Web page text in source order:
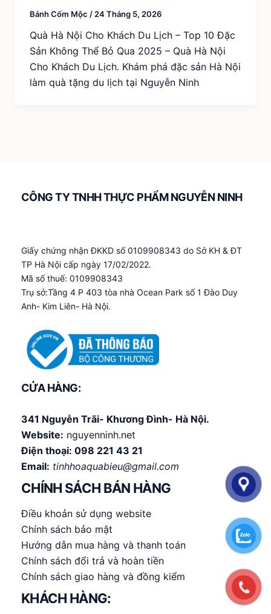
Bánh Cốm Mộc / 24 Tháng 5, 2026
Quà Hà Nội Cho Khách Du Lịch – Top 10 Đặc
Sản Không Thể Bỏ Qua 2025 – Quà Hà Nội
Cho Khách Du Lịch. Khám phá đặc sản Hà Nội
làm quà tặng du lịch tại Nguyễn Ninh
CÔNG TY TNHH THỰC PHẨM NGUYỄN NINH
Giấy chứng nhận ĐKKD số 0109908343 do Sở KH & ĐT
TP Hà Nội cấp ngày 17/02/2022.
Mã số thuế: 0109908343
Trụ sở:Tầng 4 P 403 tòa nhà Ocean Park số 1 Đào Duy
Anh- Kim Liên- Hà Nội.
CỬA HÀNG:
341 Nguyễn Trãi- Khương Đình- Hà Nội.
Website: nguyenninh.net
Điện thoại: 098 221 43 21
Email: tinhhoaquabieu@gmail.com
CHÍNH SÁCH BÁN HÀNG
Điều khoản sử dụng website
Chính sách bảo mật
Hướng dẫn mua hàng và thanh toán
Chính sách đổi trả và hoàn tiền
Chính sách giao hàng và đồng kiểm
KHÁCH HÀNG: